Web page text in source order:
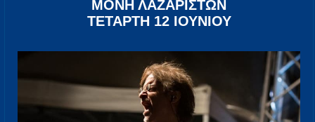
ΜΟΝΗ ΛΑΖΑΡΙΣΤΩΝ
ΤΕΤΑΡΤΗ 12 ΙΟΥΝΙΟΥ